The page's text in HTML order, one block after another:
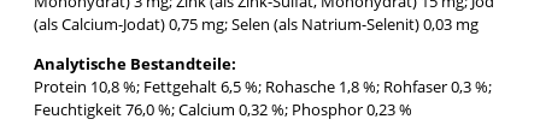
(als Calcium-Jodat) 0,75 mg; Selen (als Natrium-Selenit) 0,03 mg
Analytische Bestandteile:
Protein 10,8 %; Fettgehalt 6,5 %; Rohasche 1,8 %; Rohfaser 0,3 %;
Feuchtigkeit 76,0 %; Calcium 0,32 %; Phosphor 0,23 %